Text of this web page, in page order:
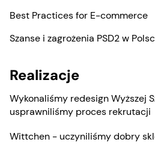
Best Practices for E-commerce
Szanse i zagrożenia PSD2 w
Realizacje
Wykonaliśmy redesign Wyższej
usprawniliśmy proces rekrutacji
Wittchen - uczyniliśmy dobry